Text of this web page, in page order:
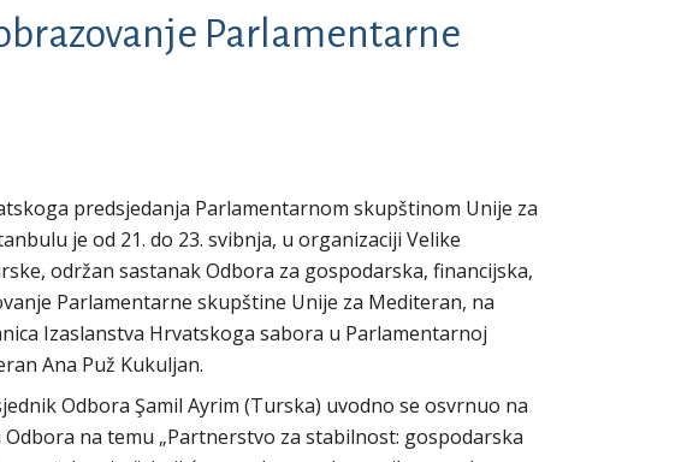
Parlamentarne
predsjedanja Parlamentarnom skupštinom Unije za
je od 21. do 23. svibnja, u organizaciji Velike
održan sastanak Odbora za gospodarska, financijska,
Parlamentarne skupštine Unije za Mediteran, na
Izaslanstva Hrvatskoga sabora u Parlamentarnoj
Ana Puž Kukuljan.
Odbora Şamil Ayrim (Turska) uvodno se osvrnuo na
na temu „Partnerstvo za stabilnost: gospodarska